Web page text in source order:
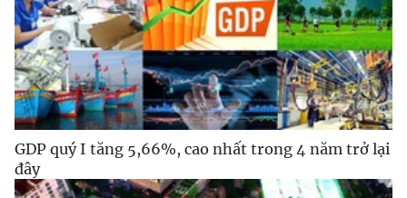
GDP quý I tăng 5,66%, cao nhất trong 4 năm trở lại
đây